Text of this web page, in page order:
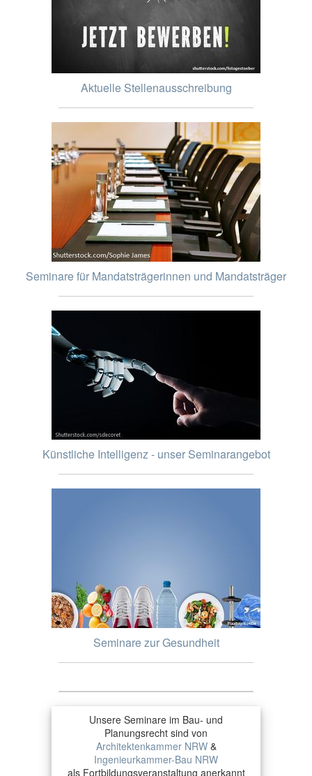
Aktuelle Stellenausschreibung
Seminare für Mandatsträgerinnen und Mandatsträger
Künstliche Intelligenz - unser Seminarangebot
Seminare zur Gesundheit
Unsere Seminare im Bau- und
Planungsrecht sind von
Architektenkammer NRW&
Ingenieurkammer-Bau NRW
als Fortbildungsveranstaltung anerkannt